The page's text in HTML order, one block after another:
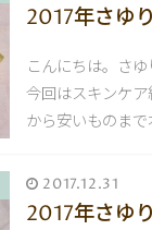
2017年さゆ
こんにちは。さ
今回はスキンケ
から安いものま
2017.12.31
2017年さゆ